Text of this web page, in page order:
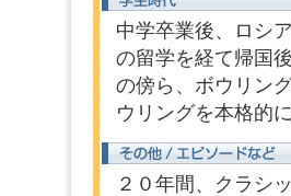
中学卒業後、ロシ
の留学を経て帰国
の傍ら、ボウリン
ウリングを本格的
２０年間、クラシ